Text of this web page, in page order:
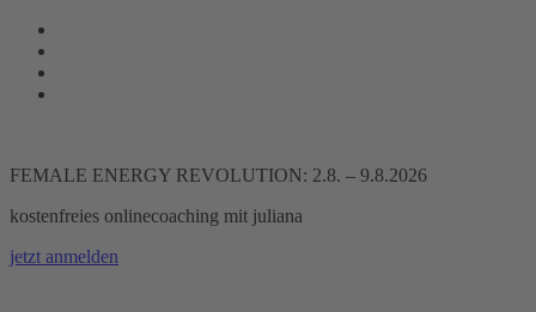
Zum
Inhalt
springen
FEMALE ENERGY REVOLUTION: 2.8. – 9.8.2026
kostenfreies onlinecoaching mit juliana
jetzt anmelden